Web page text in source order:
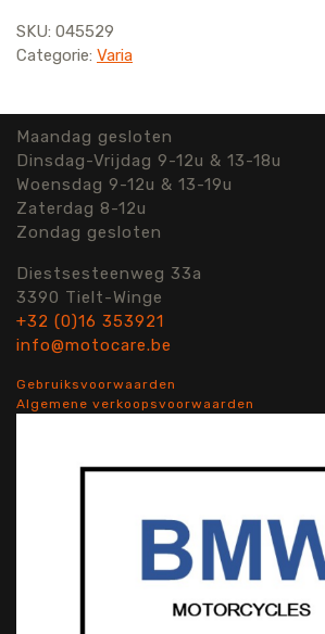
SKU: 045529
Categorie: Varia
Maandag gesloten
Dinsdag-Vrijdag 9-12u & 13-18u
Woensdag 9-12u & 13-19u
Zaterdag 8-12u
Zondag gesloten
Diestsesteenweg 33a
3390 Tielt-Winge
+32 (0)16 353921
info@motocare.be
Gebruiksvoorwaarden
Algemene verkoopsvoorwaarden